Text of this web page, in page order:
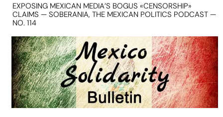
EXPOSING MEXICAN MEDIA’S BOGUS «CENSORSHIP»
CLAIMS — SOBERANIA, THE MEXICAN POLITICS PODCAST —
NO. 114